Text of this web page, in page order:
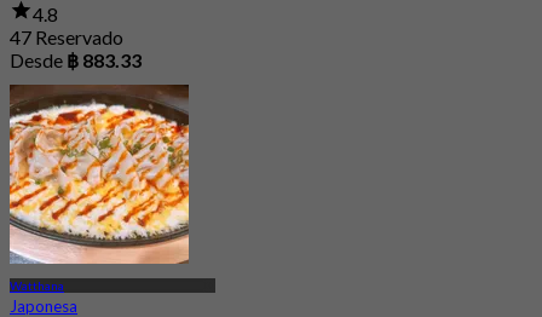
4.8
47 Reservado
Desde ฿ 883.33
Watthana
Japonesa